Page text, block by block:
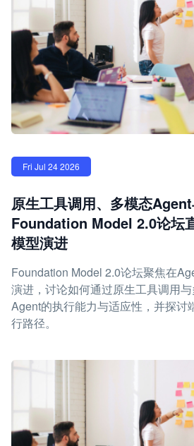
Fri Jul 24 2026
原生工具调用、多模态Agent
Foundation Model 2.0论坛
模型演进
Foundation Model 2.0论坛聚焦在
演进，讨论如何通过原生工具调用
Agent的执行能力与适应性，并探讨
行路径。